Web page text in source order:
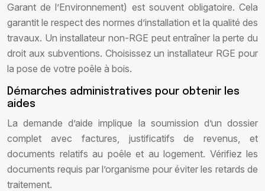
Garant de l’Environnement) est souvent obligatoire. Cela
garantit le respect des normes d’installation et la qualité des
travaux. Un installateur non-RGE peut entraîner la perte du
droit aux subventions. Choisissez un installateur RGE pour
la pose de votre poêle à bois.
Démarches administratives pour obtenir les
aides
La demande d’aide implique la soumission d’un dossier
complet avec factures, justificatifs de revenus, et
documents relatifs au poêle et au logement. Vérifiez les
documents requis par l’organisme pour éviter les retards de
traitement.